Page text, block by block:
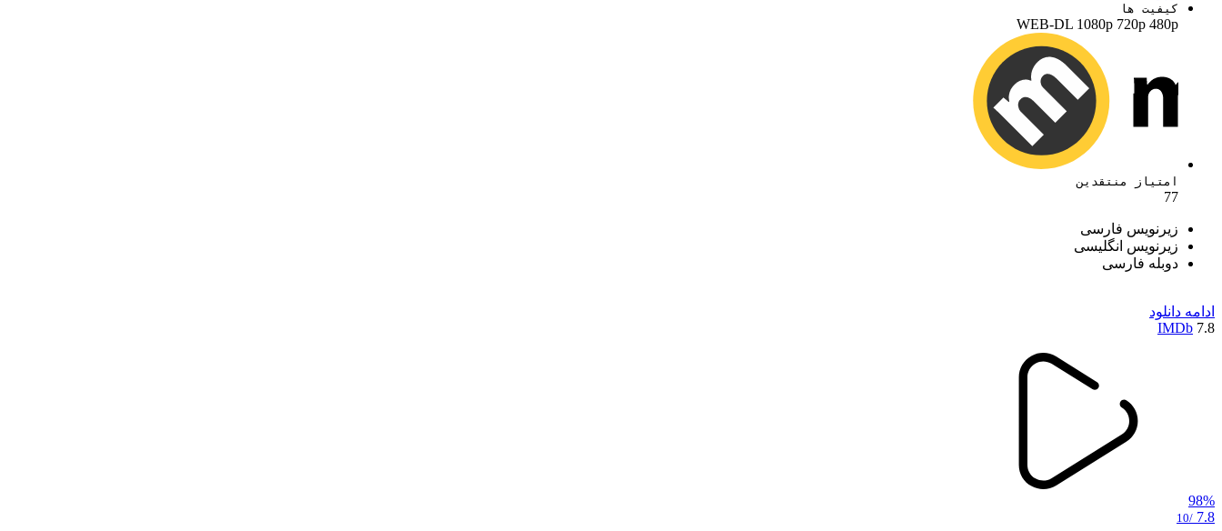
کیفیت ها
WEB-DL 1080p 720p 480p
امتیاز منتقدین
77
زیرنویس فارسی
زیرنویس انگلیسی
دوبله فارسی
ادامه دانلود
7.8
IMDb
98%
7.8
/10